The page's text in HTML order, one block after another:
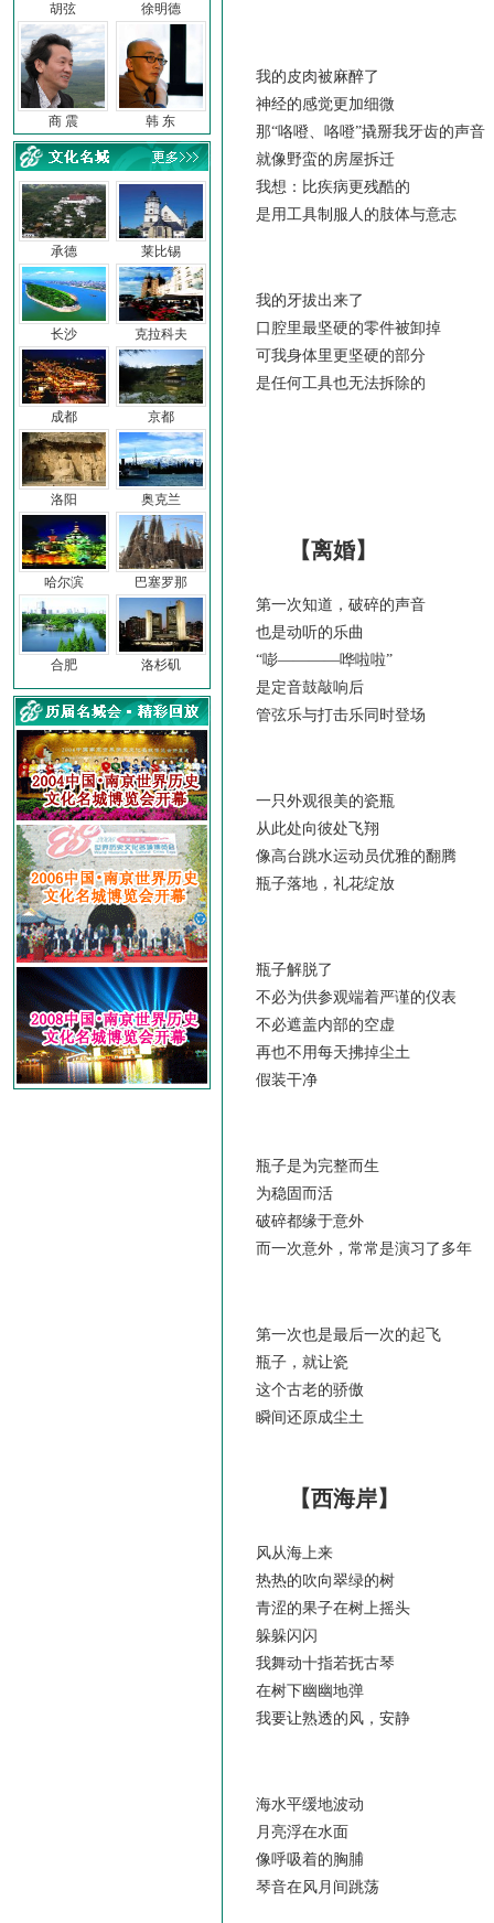
胡弦 徐明德
商 震 韩 东
承德
长沙
成都
洛阳
哈尔滨
合肥
莱比锡
克拉科夫
京都
奥克兰
巴塞罗那
洛杉矶
我的皮肉被麻醉了
神经的感觉更加细微
那“咯噔、咯噔”撬掰我牙齿的声音
就像野蛮的房屋拆迁
我想：比疾病更残酷的
是用工具制服人的肢体与意志
我的牙拔出来了
口腔里最坚硬的零件被卸掉
可我身体里更坚硬的部分
是任何工具也无法拆除的
【离婚】
第一次知道，破碎的声音
也是动听的乐曲
“嘭————哗啦啦”
是定音鼓敲响后
管弦乐与打击乐同时登场
一只外观很美的瓷瓶
从此处向彼处飞翔
像高台跳水运动员优雅的翻腾
瓶子落地，礼花绽放
瓶子解脱了
不必为供参观端着严谨的仪表
不必遮盖内部的空虚
再也不用每天拂掉尘土
假装干净
瓶子是为完整而生
为稳固而活
破碎都缘于意外
而一次意外，常常是演习了多年
第一次也是最后一次的起飞
瓶子，就让瓷
这个古老的骄傲
瞬间还原成尘土
【西海岸】
风从海上来
热热的吹向翠绿的树
青涩的果子在树上摇头
躲躲闪闪
我舞动十指若抚古琴
在树下幽幽地弹
我要让熟透的风，安静
海水平缓地波动
月亮浮在水面
像呼吸着的胸脯
琴音在风月间跳荡